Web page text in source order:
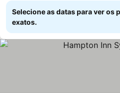
Selecione as datas para ver os
exatos.